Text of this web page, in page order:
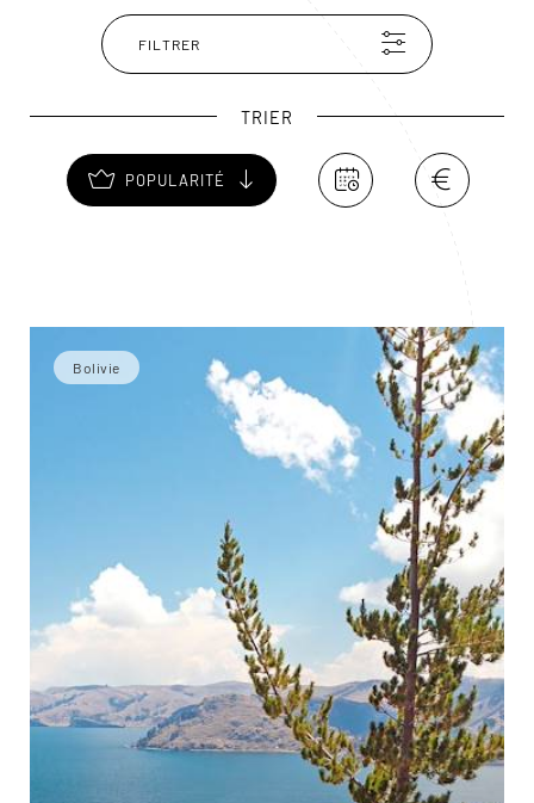
rencontrer des guérisseurs en ponchos traditionnels, si
vous avez besoin d'un soin express.
FILTRER
TRIER
POPULARITÉ
Bolivie